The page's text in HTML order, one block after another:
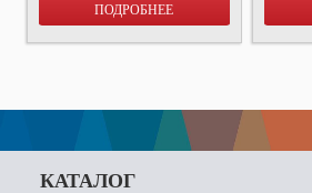
ПОДРОБНЕЕ
КАТАЛОГ